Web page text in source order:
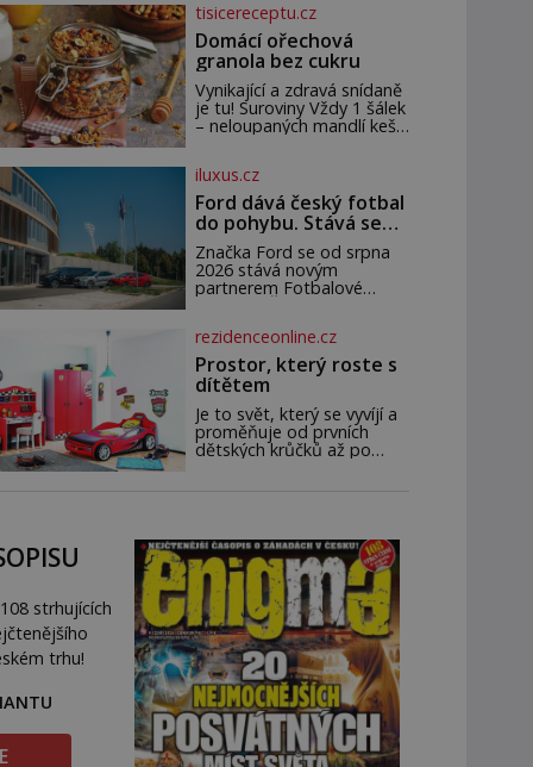
možné, jen ne oranžová. Je
fialová, žlutá, bílá, někdy
dokonce téměř černá. Až
díky stovkám let pečlivého
šlechtění se z ní stává
zelenina, bez které si
českou zahradu ani
nedokážeme představit.
tisicereceptu.cz
Domácí ořechová
granola bez cukru
Vynikající a zdravá snídaně
je tu! Suroviny Vždy 1 šálek
– neloupaných mandlí kešu
semínek dýně rozinek 3
šálky ovesných vloček 1
lžíce mlet
iluxus.cz
Ford dává český fotbal
do pohybu. Stává se
novým partnerem
FAČR
Značka Ford se od srpna
2026 stává novým
partnerem Fotbalové
zajistí mobilitu asociace,
reprezentačních týmů i
českého fotbalu v
regionech. Partner
rezidenceonline.cz
Prostor, který roste s
dítětem
Je to svět, který se vyvíjí a
proměňuje od prvních
dětských krůčků až po
reaguje na každou etapu
života a specifické potřeby
dítěte. Pro nejmenší je
klíčová jednoduchost,
měkkost a bezpečí, proto
by pokoj miminka měl
působit především klidně a
útulně. Předškolní věk je
strhujících
trhu!